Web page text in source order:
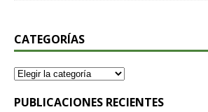
CATEGORÍAS
PUBLICACIONES RECIENTES